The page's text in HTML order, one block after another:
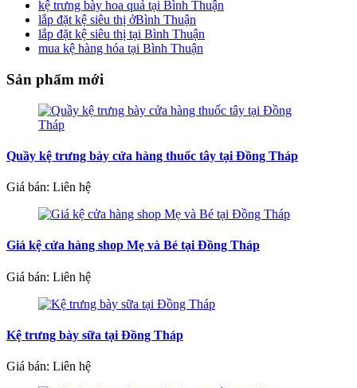
kệ trưng bày hoa quả tại Bình Thuận
lắp đặt kệ siêu thị ởBình Thuận
lắp đặt kệ siêu thị tại Bình Thuận
mua kệ hàng hóa tại Bình Thuận
Sản phẩm mới
Quầy kệ trưng bày cửa hàng thuốc tây tại Đồng Tháp
Giá bán: Liên hệ
Giá kệ cửa hàng shop Mẹ và Bé tại Đồng Tháp
Giá bán: Liên hệ
Kệ trưng bày sữa tại Đồng Tháp
Giá bán: Liên hệ